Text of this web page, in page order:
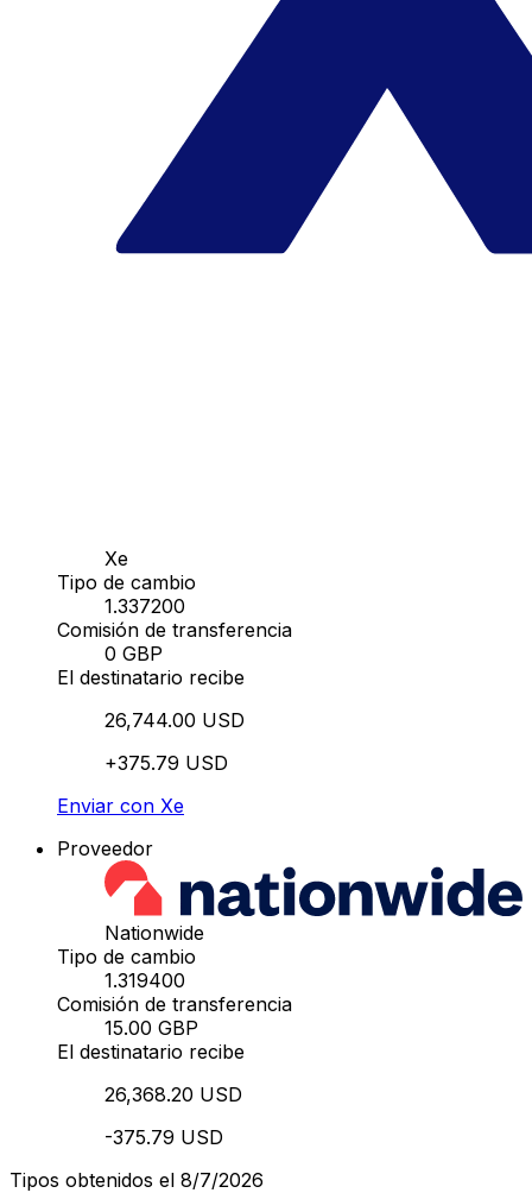
Xe
Tipo de cambio
1.337200
Comisión de transferencia
0 GBP
El destinatario recibe
26,744.00 USD
+375.79 USD
Enviar con Xe
Proveedor
Nationwide
Tipo de cambio
1.319400
Comisión de transferencia
15.00 GBP
El destinatario recibe
26,368.20 USD
-375.79 USD
Tipos obtenidos el 8/7/2026